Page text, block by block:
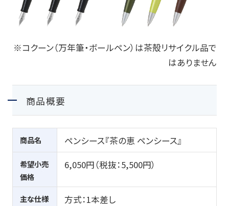
※コクーン（万年筆・ボールペン）は茶殻リサイクル品で
はありません
商品概要
商品名 ペンシース『茶の恵 ペンシース』
希望小売
価格
6,050円（税抜：5,500円）
主な仕様 方式：1本差し